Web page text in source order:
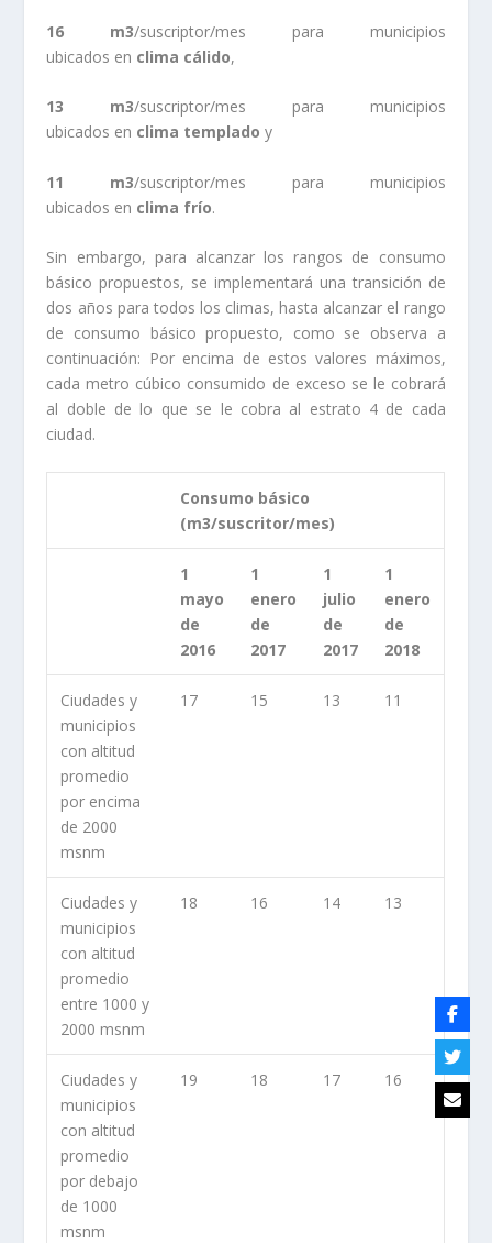
16 m3/suscriptor/mes para municipios
ubicados en clima cálido,
13 m3/suscriptor/mes para municipios
ubicados en clima templado y
11 m3/suscriptor/mes para municipios
ubicados en clima frío.
Sin embargo, para alcanzar los rangos de consumo
básico propuestos, se implementará una transición de
dos años para todos los climas, hasta alcanzar el rango
de consumo básico propuesto, como se observa a
continuación: Por encima de estos valores máximos,
cada metro cúbico consumido de exceso se le cobrará
al doble de lo que se le cobra al estrato 4 de cada
ciudad.
Consumo básico
(m3/suscritor/mes)
1
mayo
de
2016
​1
enero
de
2017
1
julio
de
2017
​1
enero
de
2018
​Ciudades y
municipios
con altitud
promedio
por encima
de 2000
msnm
​17 ​15 ​13 ​11
​Ciudades y
municipios
con altitud
promedio
entre 1000 y
2000 msnm
​18 16​ 14​ 13​
​Ciudades y
municipios
con altitud
promedio
por debajo
de 1000
msnm
​19 ​18 ​17 ​16